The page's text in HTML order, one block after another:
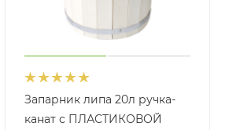
Запарник липа 20л ручка-
канат с ПЛАСТИКОВОЙ